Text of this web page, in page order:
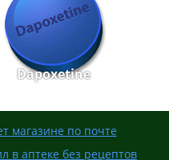
Dapoxetine
магазине по почте
в аптеке без рецептов